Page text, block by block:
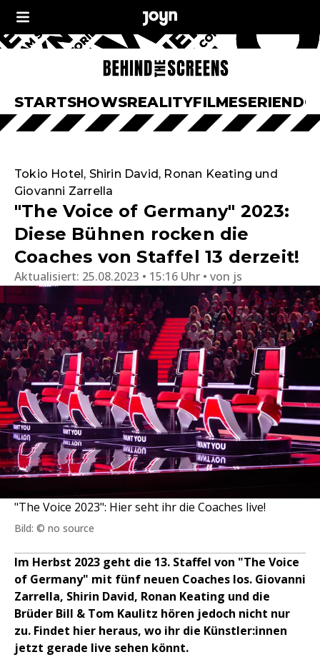
STARTSHOWSREALITYFILMESERIEN
Tokio Hotel, Shirin David, Ronan Keating und
Giovanni Zarrella
"The Voice of Germany" 2023:
Diese Bühnen rocken die
Coaches von Staffel 13 derzeit!
Aktualisiert: 25.08.2023 • 15:16 Uhr von js
"The Voice 2023": Hier seht ihr die Coaches live!
Bild: © no source
Im Herbst 2023 geht die 13. Staffel von "The Voice
of Germany" mit fünf neuen Coaches los. Giovanni
Zarrella, Shirin David, Ronan Keating und die
Brüder Bill & Tom Kaulitz hören jedoch nicht nur
zu. Findet hier heraus, wo ihr die Künstler:innen
jetzt gerade live sehen könnt.